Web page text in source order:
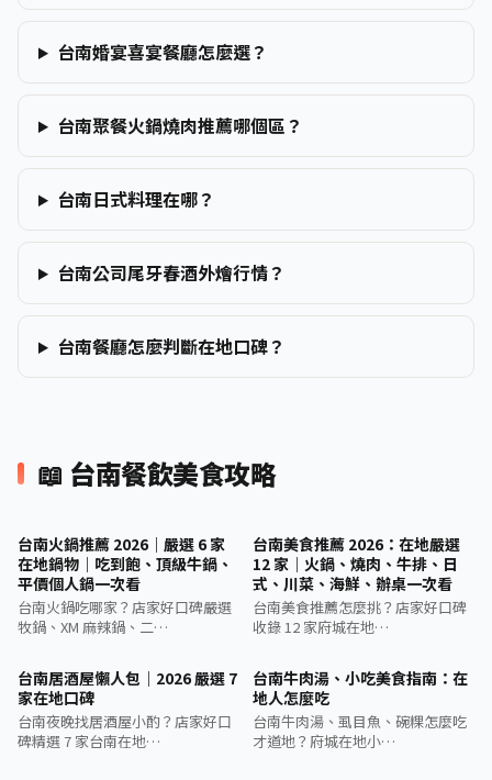
台南婚宴喜宴餐廳怎麼選？
台南聚餐火鍋燒肉推薦哪個區？
台南日式料理在哪？
台南公司尾牙春酒外燴行情？
台南餐廳怎麼判斷在地口碑？
📖 台南餐飲美食攻略
台南火鍋推薦 2026｜嚴選 6 家
在地鍋物｜吃到飽、頂級牛鍋、
平價個人鍋一次看
台南火鍋吃哪家？店家好口碑嚴選
牧鍋、XM 麻辣鍋、二…
台南美食推薦 2026：在地嚴選
12 家｜火鍋、燒肉、牛排、日
式、川菜、海鮮、辦桌一次看
台南美食推薦怎麼挑？店家好口碑
收錄 12 家府城在地…
台南居酒屋懶人包｜2026 嚴選 7
家在地口碑
台南夜晚找居酒屋小酌？店家好口
碑精選 7 家台南在地…
台南牛肉湯、小吃美食指南：在
地人怎麼吃
台南牛肉湯、虱目魚、碗粿怎麼吃
才道地？府城在地小…